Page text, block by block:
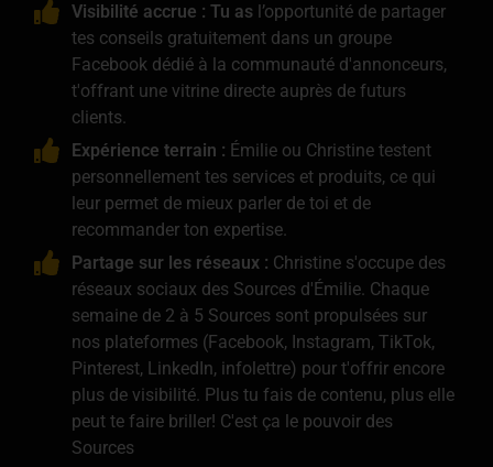
Visibilité accrue : Tu as l’opportunité de partager
tes conseils gratuitement dans un groupe
Facebook dédié à la communauté d'annonceurs,
t'offrant une vitrine directe auprès de futurs
clients.
Expérience terrain : Émilie ou Christine testent
personnellement tes services et produits, ce qui
leur permet de mieux parler de toi et de
recommander ton expertise.
Partage sur les réseaux : Christine s'occupe des
réseaux sociaux des Sources d'Émilie. Chaque
semaine de 2 à 5 Sources sont propulsées sur
nos plateformes (Facebook, Instagram, TikTok,
Pinterest, LinkedIn, infolettre) pour t'offrir encore
plus de visibilité. Plus tu fais de contenu, plus elle
peut te faire briller! C'est ça le pouvoir des
Sources